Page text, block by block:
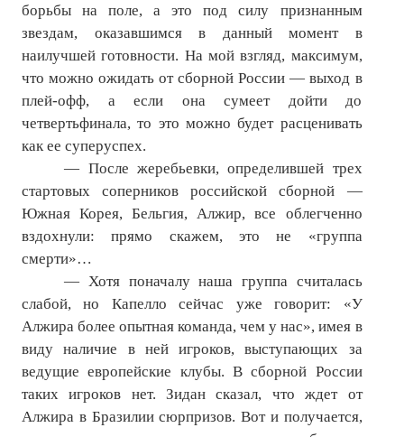
Список наших книг
Страница поиска
Е. Богатырев «Повесть об олимпийском характере»
В. Щагин «Мяч и время»
ПОДПИСКА
Наложенный платеж
Подписка 2026
Подписка онлайн на печатную версию
ТАКОВА СПОРТИВНАЯ ЖИЗНЬ
КОНТАКТЫ
борьбы на поле, а это под силу признанным
звездам, оказавшимся в данный момент в
наилучшей готовности. На мой взгляд, максимум,
что можно ожидать от сборной России — выход в
плей-офф, а если она сумеет дойти до
четвертьфинала, то это можно будет расценивать
как ее суперуспех.
— После жеребьевки, определившей трех
стартовых соперников российской сборной —
Южная Корея, Бельгия, Алжир, все облегченно
вздохнули: прямо скажем, это не «группа
смерти»…
— Хотя поначалу наша группа считалась
слабой, но Капелло сейчас уже говорит: «У
Алжира более опытная команда, чем у нас», имея в
виду наличие в ней игроков, выступающих за
ведущие европейские клубы. В сборной России
таких игроков нет. Зидан сказал, что ждет от
Алжира в Бразилии сюрпризов. Вот и получается,